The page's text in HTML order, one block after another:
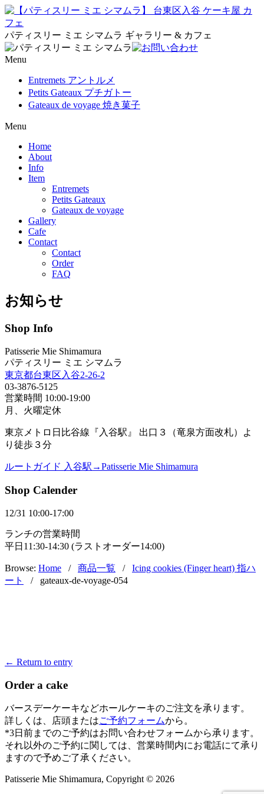
パティスリー ミエ シマムラ ギャラリー & カフェ
Menu
Entremets アントルメ
Petits Gateaux プチガトー
Gateaux de voyage 焼き菓子
Menu
Home
About
Info
Item
Entremets
Petits Gateaux
Gateaux de voyage
Gallery
Cafe
Contact
Contact
Order
FAQ
お知らせ
Shop Info
Patisserie Mie Shimamura
パティスリー ミエ シマムラ
東京都台東区入谷2-26-2
03-3876-5125
営業時間 10:00-19:00
月、火曜定休
東京メトロ日比谷線『入谷駅』 出口３（竜泉方面改札）よ
り徒歩３分
ルートガイド 入谷駅→Patisserie Mie Shimamura
Shop Calender
12/31 10:00-17:00
ランチの営業時間
平日11:30-14:30 (ラストオーダー14:00)
Browse: Home / 商品一覧 /
Icing cookies (Finger heart) 指ハ
ート
/ gateaux-de-voyage-054
← Return to entry
Order a cake
バースデーケーキなどホールケーキのご注文を承ります。
詳しくは、店頭またはご予約フォームから。
*3日前までのご予約はお問い合わせフォームから承ります。
それ以外のご予約に関しては、営業時間内にお電話にて承り
ますので予めご了承ください。
Patisserie Mie Shimamura, Copyright © 2026